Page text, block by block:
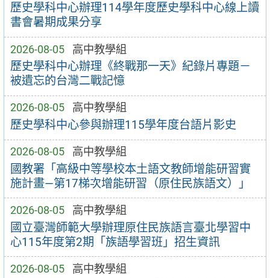
歷史學科中心辦理114學年度歷史學科中心線上讀
書會暑期成果分享
2026-08-05 高中教學組
歷史學科中心辦理《終戰那一天》紀錄片專題－
被遺忘的台灣二戰記憶
2026-08-05 高中教學組
歷史學科中心參與辦理115學年度台語片影史
2026-08-05 高中教學組
國教署「高級中等學校本土語文教師增能研習實
施計畫—第17梯次增能研習（原住民族語文）」
2026-08-05 高中教學組
國立臺灣師範大學辦理原住民族語言臺北學習中
心115年度第2期「族語學習班」招生資訊
2026-08-05 高中教學組